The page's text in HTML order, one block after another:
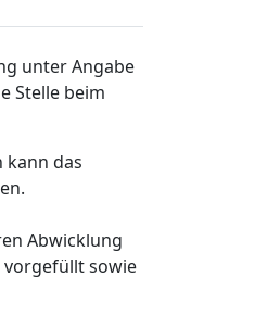
unter Angabe
Stelle beim
kann das
Abwicklung
vorgefüllt sowie